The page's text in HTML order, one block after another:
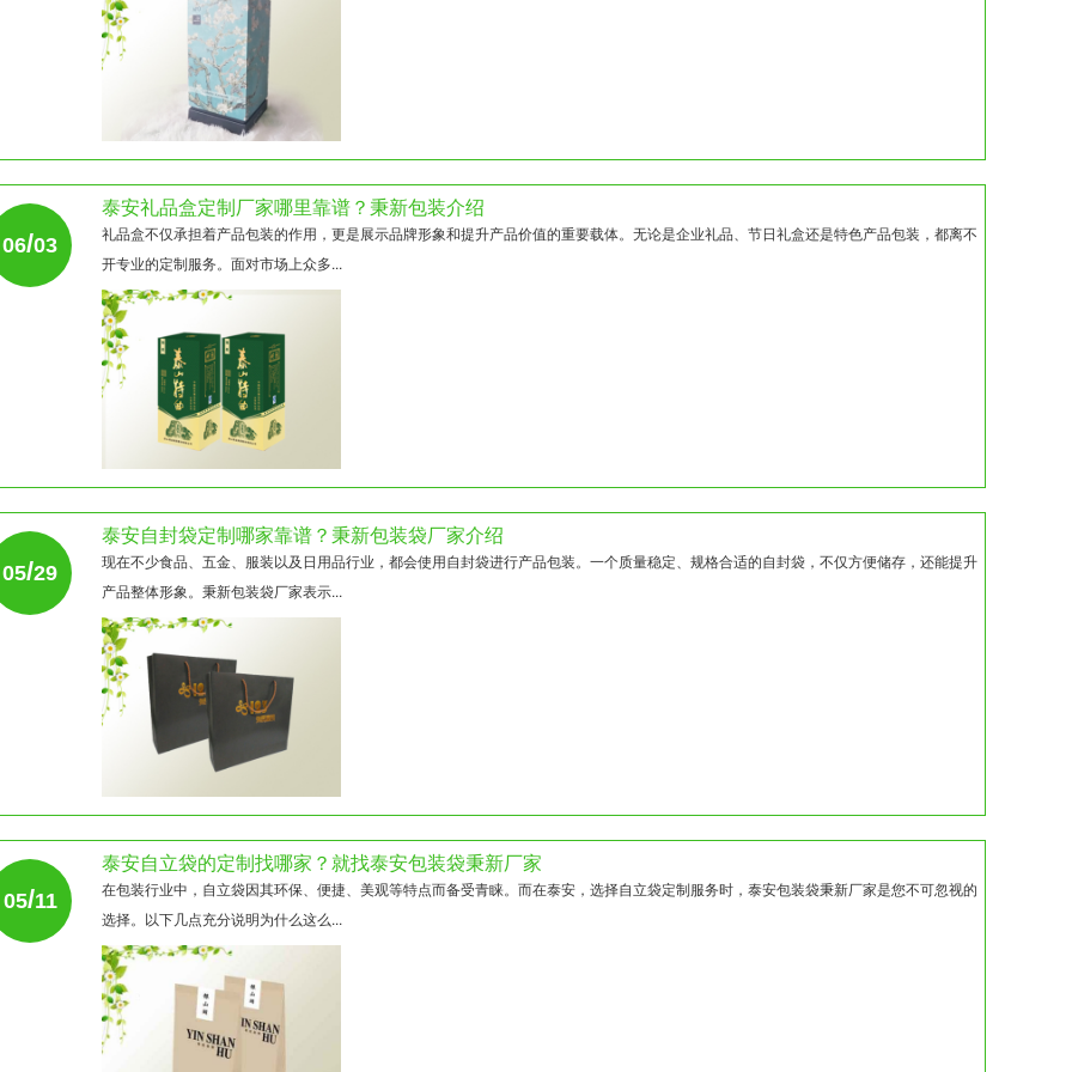
06/03
泰安礼品盒定制厂家哪里靠谱？秉新包装介绍
礼品盒不仅承担着产品包装的作用，更是展示品牌形象和提升产品价值的重要载体。无论是企业礼品、节日礼盒还是特色产品包装，都离不
开专业的定制服务。面对市场上众多...
05/29
泰安自封袋定制哪家靠谱？秉新包装袋厂家介绍
现在不少食品、五金、服装以及日用品行业，都会使用自封袋进行产品包装。一个质量稳定、规格合适的自封袋，不仅方便储存，还能提升
产品整体形象。秉新包装袋厂家表示...
05/11
泰安自立袋的定制找哪家？就找泰安包装袋秉新厂家
在包装行业中，自立袋因其环保、便捷、美观等特点而备受青睐。而在泰安，选择自立袋定制服务时，泰安包装袋秉新厂家是您不可忽视的
选择。以下几点充分说明为什么这么...